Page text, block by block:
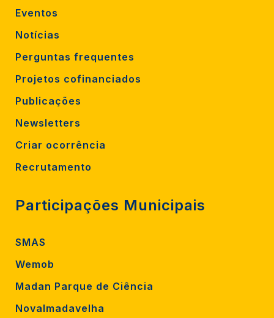
Eventos
Notícias
Perguntas frequentes
Projetos cofinanciados
Publicações
Newsletters
Criar ocorrência
Recrutamento
Participações Municipais
SMAS
Wemob
Madan Parque de Ciência
Novalmadavelha